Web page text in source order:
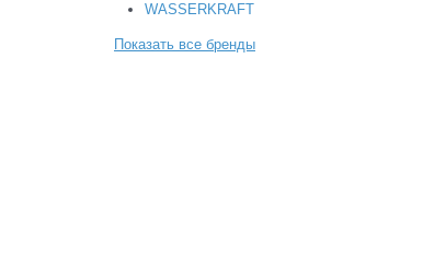
WASSERKRAFT
Показать все бренды